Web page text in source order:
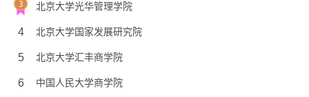
北京大学光华管理学院
4 北京大学国家发展研究院
5 北京大学汇丰商学院
6 中国人民大学商学院